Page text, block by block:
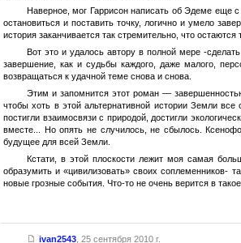
Наверное, мог Гаррисон написать об Эдеме еще
остановиться и поставить точку, логично и умело
история заканчивается так стремительно, что
Вот это и удалось автору в полной мере -
завершение, как и судьбы каждого, даже малого,
возвращаться к удачной теме снова и снова.
Этим и запомнится этот роман —
чтобы хоть в этой альтернативной истории Земли
постигли взаимосвязи с природой, достигли
вместе... Но опять не случилось, не сбылось.
будущее для всей Земли.
Кстати, в этой плоскости лежит моя самая
образумить и «цивилизовать» своих соплеменников-
новые грозные события. Что-то не очень верится в
ivan2543, 25 сентября 2010 г.